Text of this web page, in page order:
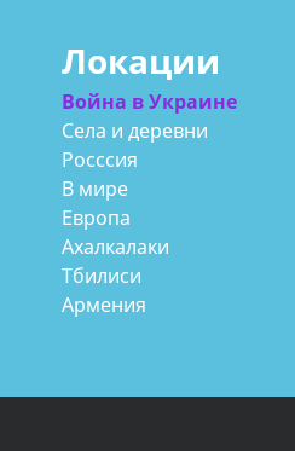
Локации
Война в Украине
Села и деревни
Росссия
В мире
Европа
Ахалкалаки
Тбилиси
Армения